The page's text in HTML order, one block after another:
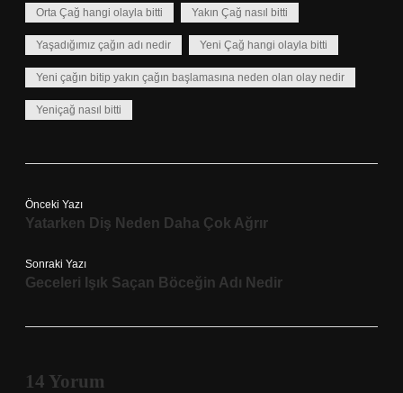
Orta Çağ hangi olayla bitti Yakın Çağ nasıl bitti
Yaşadığımız çağın adı nedir Yeni Çağ hangi olayla bitti
Yeni çağın bitip yakın çağın başlamasına neden olan olay nedir
Yeniçağ nasıl bitti
Önceki Yazı
Yatarken Diş Neden Daha Çok Ağrır
Sonraki Yazı
Geceleri Işık Saçan Böceğin Adı Nedir
14 Yorum